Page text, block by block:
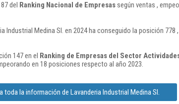
del Ranking Nacional de Empresassegún ventas ,
Industrial Medina Sl. en 2024 ha conseguido la posición
147 en el Ranking de Empresas del Sector
en 18 posiciones respecto al año 2023.
toda la información de Lavanderia Industrial Medina Sl.